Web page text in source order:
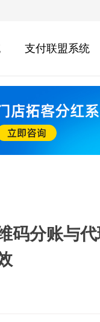
支付联盟系统
码分账与